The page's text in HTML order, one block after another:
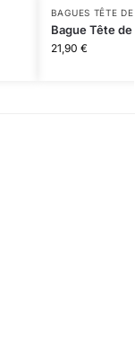
BAGUES TÊTE
Bague Tête
21,90 €